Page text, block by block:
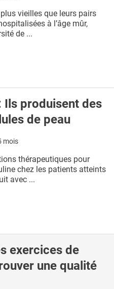
vieilles que leurs pairs
à l’âge mûr,
de ...
Ils produisent des
de peau
mois
thérapeutiques pour
chez les patients atteints
avec ...
exercices de
une qualité